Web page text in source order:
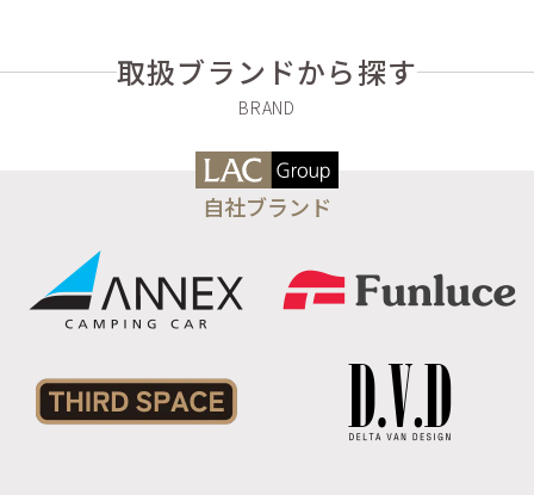
取扱ブランドから探す
自社ブランド